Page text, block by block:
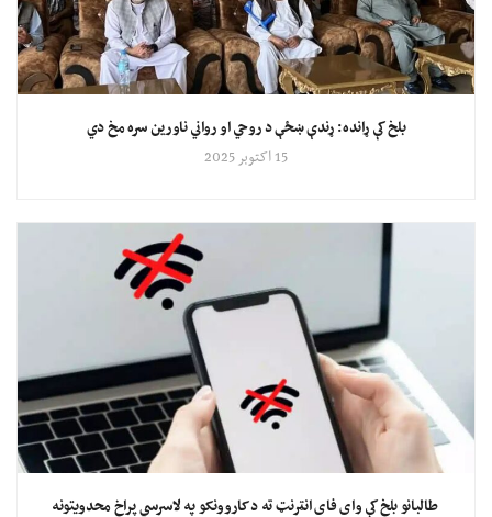
بلخ کې ړانده: ړندې ښځې د روحي او رواني ناورین سره مخ دي
15 اکتوبر 2025
طالبانو بلخ کې وای فای انټرنټ ته د کاروونکو په لاسرسي پراخ محدویتونه